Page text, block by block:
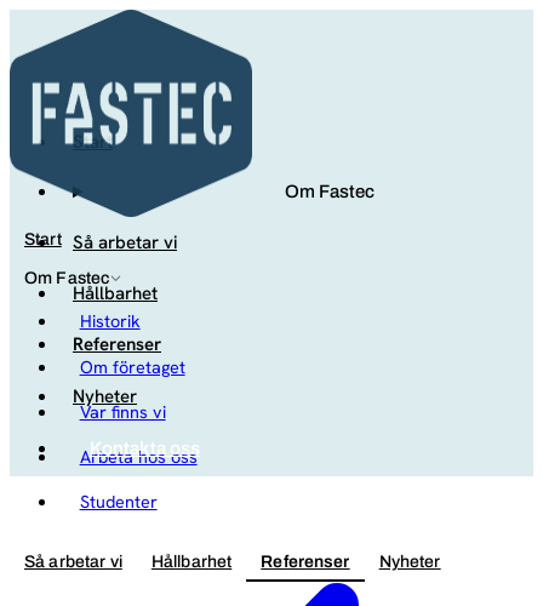
Start
Om Fastec
Historik
Om företaget
Var finns vi
Arbeta hos oss
Studenter
Så arbetar vi Hållbarhet Referenser Nyheter
Start
Om Fastec
Så arbetar vi
Hållbarhet
Referenser
Nyheter
Kontakta oss